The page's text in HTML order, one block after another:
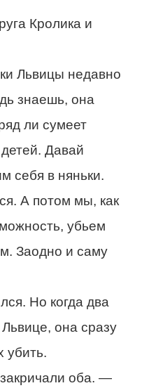
Кролика и
Львицы недавно
знаешь, она
ли сумеет
Давай
себя в няньки.
А потом мы, как
убьем
Заодно и саму
Но когда два
она сразу
убить.
оба. —